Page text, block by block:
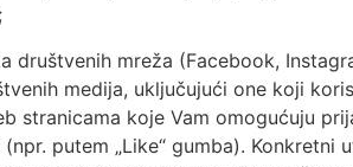
mreža (Facebook,
medija, uključujući one koji
stranicama koje Vam omogućuju
putem „Like“ gumba).